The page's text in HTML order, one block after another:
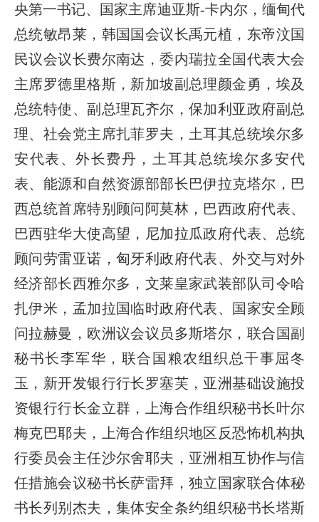
央第一书记、国家主席迪亚斯-卡内尔，缅甸代
总统敏昂莱，韩国国会议长禹元植，东帝汶国
民议会议长费尔南达，委内瑞拉全国代表大会
主席罗德里格斯，新加坡副总理颜金勇，埃及
总统特使、副总理瓦齐尔，保加利亚政府副总
理、社会党主席扎菲罗夫，土耳其总统埃尔多
安代表、外长费丹，土耳其总统埃尔多安代
表、能源和自然资源部部长巴伊拉克塔尔，巴
西总统首席特别顾问阿莫林，巴西政府代表、
巴西驻华大使高望，尼加拉瓜政府代表、总统
顾问劳雷亚诺，匈牙利政府代表、外交与对外
经济部长西雅尔多，文莱皇家武装部队司令哈
扎伊米，孟加拉国临时政府代表、国家安全顾
问拉赫曼，欧洲议会议员多斯塔尔，联合国副
秘书长李军华，联合国粮农组织总干事屈冬
玉，新开发银行行长罗塞芙，亚洲基础设施投
资银行行长金立群，上海合作组织秘书长叶尔
梅克巴耶夫，上海合作组织地区反恐怖机构执
行委员会主任沙尔舍耶夫，亚洲相互协作与信
任措施会议秘书长萨雷拜，独立国家联合体秘
书长列别杰夫，集体安全条约组织秘书长塔斯